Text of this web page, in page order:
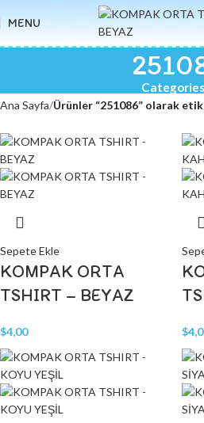
MENU
Categories
Ana Sayfa Ürünler “251086” olarak
Sepete Ekle
KOMPAK ORTA
TSHIRT – BEYAZ
$4,00 $